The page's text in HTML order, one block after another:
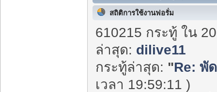
สถิติการใช้งานฟอรั่ม
610215 กระทู้ ใน
ล่าสุด: dilive11
กระทู้ล่าสุด: "Re: พั
เวลา 19:59:11 )